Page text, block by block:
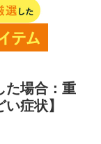
た場合：重
症状】